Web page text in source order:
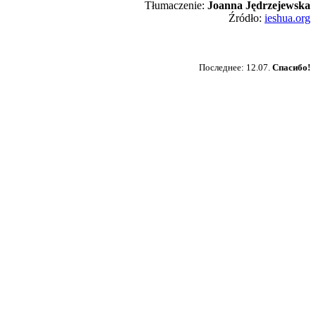
Tłumaczenie: Joanna Jędrzejewska
Źródło: ieshua.org
Последнее: 12.07. Спасибо!